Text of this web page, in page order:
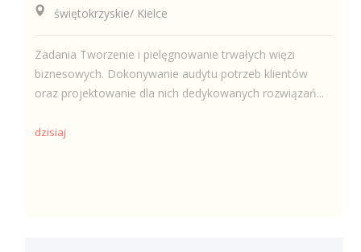
świętokrzyskie/ Kielce
Zadania Tworzenie i pielęgnowanie trwałych więzi
biznesowych. Dokonywanie audytu potrzeb klientów
oraz projektowanie dla nich dedykowanych rozwiązań...
dzisiaj